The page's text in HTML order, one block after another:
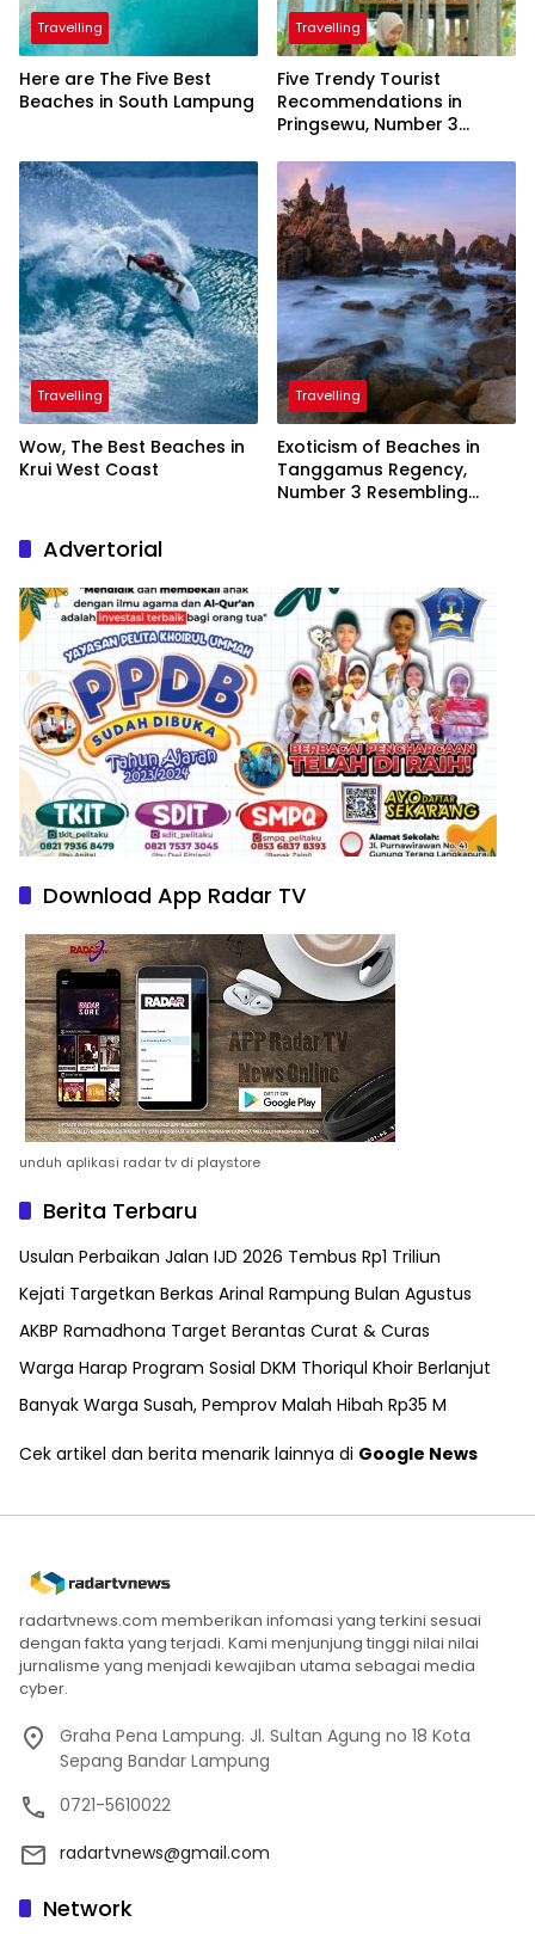
Travelling
Here are The Five Best
Beaches in South Lampung
Travelling
Five Trendy Tourist
Recommendations in
Pringsewu, Number 3
President
Travelling
Wow, The Best Beaches in
Krui West Coast
Travelling
Exoticism of Beaches in
Tanggamus Regency,
Number 3 Resembling
Advertorial
Download App Radar TV
unduh aplikasi radar tv di playstore
Berita Terbaru
Usulan Perbaikan Jalan IJD 2026 Tembus Rp1 Triliun
Kejati Targetkan Berkas Arinal Rampung Bulan Agustus
AKBP Ramadhona Target Berantas Curat & Curas
Warga Harap Program Sosial DKM Thoriqul Khoir Berlanjut
Banyak Warga Susah, Pemprov Malah Hibah Rp35 M
Cek artikel dan berita menarik lainnya di Google News
radartvnews.com memberikan infomasi yang terkini sesuai
dengan fakta yang terjadi. Kami menjunjung tinggi nilai nilai
jurnalisme yang menjadi kewajiban utama sebagai media
cyber.
Graha Pena Lampung. Jl. Sultan Agung no 18 Kota
Sepang Bandar Lampung
0721-5610022
radartvnews@gmail.com
Network